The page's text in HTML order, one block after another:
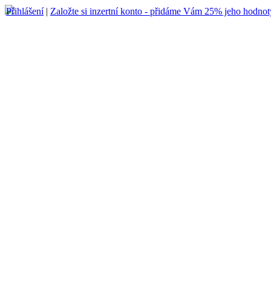
Přihlášení| Založte si inzertní konto - přidáme Vám 25% jeho